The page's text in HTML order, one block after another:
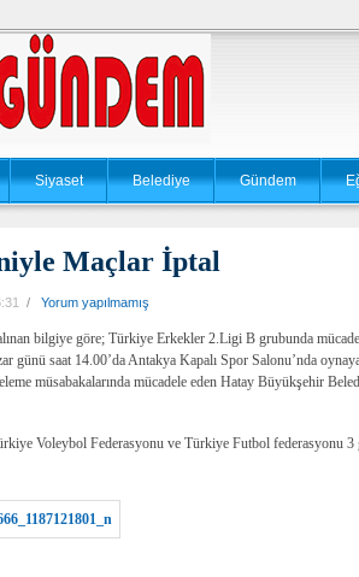
Siyaset Belediye Gündem
Maçlar İptal
/ Yorum yapılmamış
bilgiye göre; Türkiye Erkekler 2.Ligi B grubunda
günü saat 14.00’da Antakya Kapalı Spor Salonu’nda
müsabakalarında mücadele eden Hatay Büyükşehir
Voleybol Federasyonu ve Türkiye Futbol federasyonu